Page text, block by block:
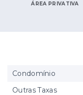
ÁREA PRIVATIVA
Condomínio
Outras Taxas